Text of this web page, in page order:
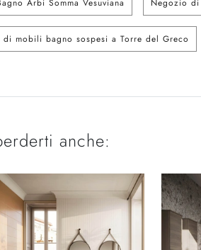
Arbi Somma Vesuviana Negozio
di mobili bagno sospesi a Torre del Greco
anche: